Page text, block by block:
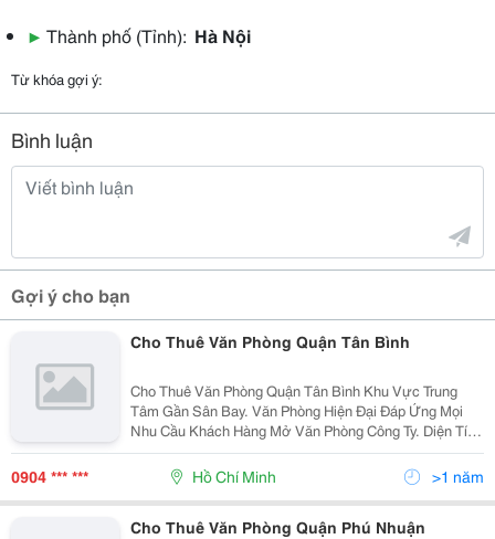
▶ Thành phố (Tỉnh): Hà Nội
Từ khóa gợi ý:
Bình luận
Gợi ý cho bạn
Cho Thuê Văn Phòng Quận Tân Bình
Cho Thuê Văn Phòng Quận Tân Bình Khu Vực Trung
Tâm Gần Sân Bay. Văn Phòng Hiện Đại Đáp Ứng Mọi
Nhu Cầu Khách Hàng Mở Văn Phòng Công Ty. Diện Tích
: Chia Theo Nhu Cầu Của Khách Hàng ( Từ 30M2 Đến
500M2 ). Giá Cho Thuê : Từ 8 Usd/M2 Đến 20 Usd
0904 *** *** Hồ Chí Minh >1 năm
Cho Thuê Văn Phòng Quận Phú Nhuận